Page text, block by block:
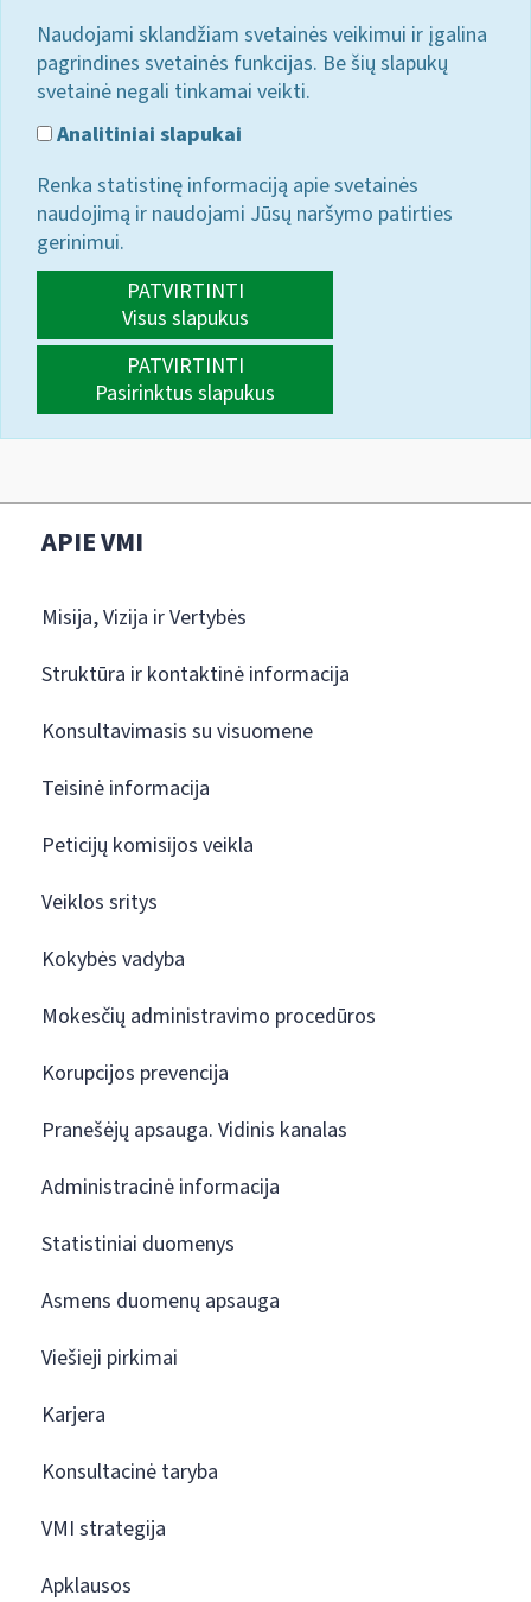
Naudojami sklandžiam svetainės veikimui ir įgalina
pagrindines svetainės funkcijas. Be šių slapukų
svetainė negali tinkamai veikti.
Analitiniai slapukai
Renka statistinę informaciją apie svetainės
naudojimą ir naudojami Jūsų naršymo patirties
gerinimui.
PATVIRTINTI
Visus slapukus
PATVIRTINTI
Pasirinktus slapukus
APIE VMI
Misija, Vizija ir Vertybės
Struktūra ir kontaktinė informacija
Konsultavimasis su visuomene
Teisinė informacija
Peticijų komisijos veikla
Veiklos sritys
Kokybės vadyba
Mokesčių administravimo procedūros
Korupcijos prevencija
Pranešėjų apsauga. Vidinis kanalas
Administracinė informacija
Statistiniai duomenys
Asmens duomenų apsauga
Viešieji pirkimai
Karjera
Konsultacinė taryba
VMI strategija
Apklausos